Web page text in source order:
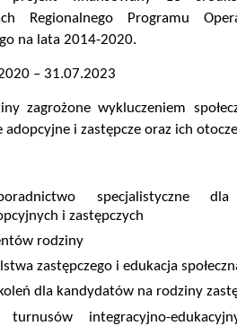
Regionalnego Programu
na lata 2014-2020.
– 31.07.2023
zagrożone wykluczeniem
i zastępcze oraz ich
specjalistyczne
i zastępczych
rodziny
zastępczego i edukacja
dla kandydatów na rodziny
turnusów integracyjno-